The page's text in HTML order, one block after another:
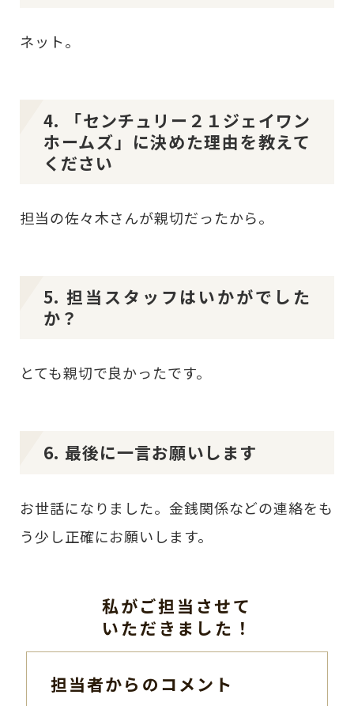
ネット。
4. 「センチュリー２１ジェイワン
ホームズ」に決めた理由を教えて
ください
担当の佐々木さんが親切だったから。
5. 担当スタッフはいかがでした
か？
とても親切で良かったです。
6. 最後に一言お願いします
お世話になりました。金銭関係などの連絡をも
う少し正確にお願いします。
私がご担当させて
いただきました！
担当者からのコメント